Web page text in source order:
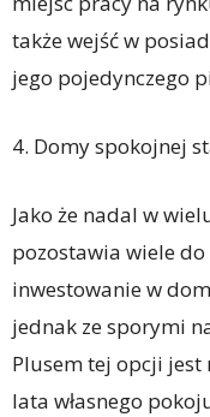
także wejść w
jego pojedynczego
4. Domy spokojnej
Jako że nadal w
pozostawia wiele do
inwestowanie w
jednak ze sporymi
Plusem tej opcji
lata własnego